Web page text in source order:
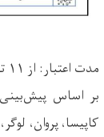
مدت اعتبار: از ۱۱ تا ۱۲ میزان ۱۴۰۴ خورشیدی (جمعه – شنبه)
بر اساس
کاپیسا، پروان،